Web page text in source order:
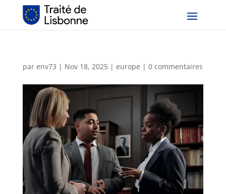
par env73 | Nov 18, 2025| europe | 0 commentaires